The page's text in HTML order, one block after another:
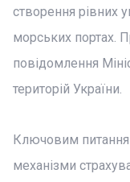
створення рівних
морських портах.
повідомлення
територій України.
Ключовим
механізми